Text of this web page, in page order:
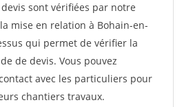
sont vérifiées par notre
mise en relation à Bohain-en-
qui permet de vérifier la
de devis. Vous pouvez
avec les particuliers pour
chantiers travaux.